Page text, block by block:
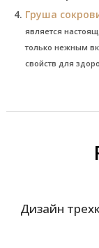
Груша
является
только нежным
свойств для
Дизайн